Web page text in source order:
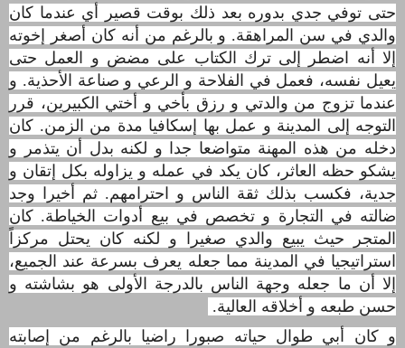
حتى توفي جدي بدوره بعد ذلك بوقت قصير أي عندما كان
والدي في سن المراهقة. و بالرغم من أنه كان أصغر إخوته
إﻻ أنه اضطر إلى ترك الكتاب على مضض و العمل حتى
يعيل نفسه، فعمل في الفلاحة و الرعي و صناعة اﻷحذية. و
عندما تزوج من والدتي و رزق بأخي و أختي الكبيرين، قرر
التوجه إلى المدينة و عمل بها إسكافيا مدة من الزمن. كان
دخله من هذه المهنة متواضعا جدا و لكنه بدل أن يتذمر و
يشكو حظه العاثر، كان يكد في عمله و يزاوله بكل إتقان و
جدية، فكسب بذلك ثقة الناس و احترامهم. ثم أخيرا وجد
ضالته في التجارة و تخصص في بيع أدوات الخياطة. كان
المتجر حيث يبيع والدي صغيرا و لكنه كان يحتل مركزاً
استراتيجيا في المدينة مما جعله يعرف بسرعة عند الجميع،
إلا أن ما جعله وجهة الناس بالدرجة الأولى هو بشاشته و
حسن طبعه و أخلاقه العالية.
و كان أبي طوال حياته صبورا راضيا بالرغم من إصابته